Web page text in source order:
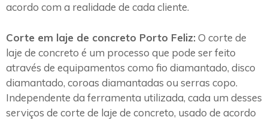
acordo com a realidade de cada cliente.
Corte em laje de concreto Porto Feliz: O corte de
laje de concreto é um processo que pode ser feito
através de equipamentos como fio diamantado, disco
diamantado, coroas diamantadas ou serras copo.
Independente da ferramenta utilizada, cada um desses
serviços de corte de laje de concreto, usado de acordo